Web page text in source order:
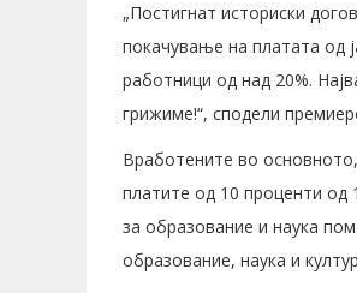
„Постигнат историски
покачување на платата од
работници од над 20%.
грижиме!“, сподели
Вработените во
платите од 10 проценти од
за образование и наука
образование, наука и